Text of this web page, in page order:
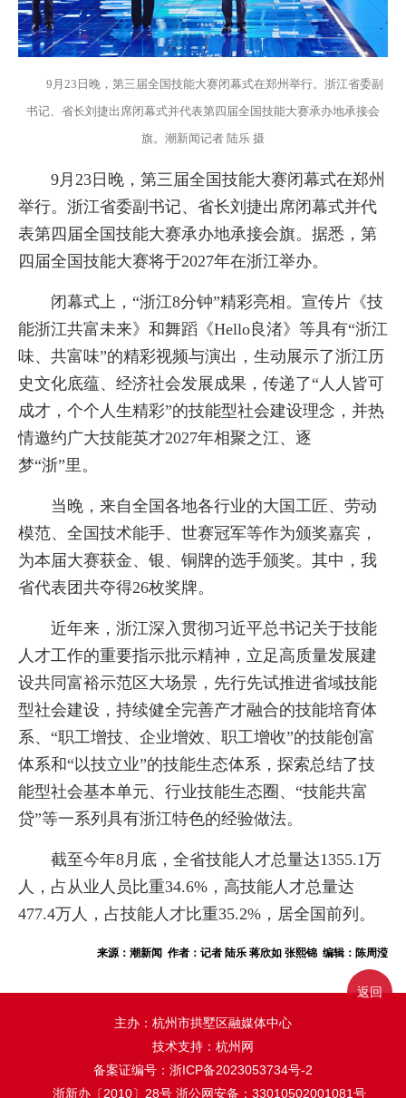
9月23日晚，第三届全国技能大赛闭幕式在郑州举行。浙江省委副
书记、省长刘捷出席闭幕式并代表第四届全国技能大赛承办地承接会
旗。潮新闻记者 陆乐 摄
9月23日晚，第三届全国技能大赛闭幕式在郑州
举行。浙江省委副书记、省长刘捷出席闭幕式并代
表第四届全国技能大赛承办地承接会旗。据悉，第
四届全国技能大赛将于2027年在浙江举办。
闭幕式上，“浙江8分钟”精彩亮相。宣传片《技
能浙江共富未来》和舞蹈《Hello良渚》等具有“浙江
味、共富味”的精彩视频与演出，生动展示了浙江历
史文化底蕴、经济社会发展成果，传递了“人人皆可
成才，个个人生精彩”的技能型社会建设理念，并热
情邀约广大技能英才2027年相聚之江、逐
梦“浙”里。
当晚，来自全国各地各行业的大国工匠、劳动
模范、全国技术能手、世赛冠军等作为颁奖嘉宾，
为本届大赛获金、银、铜牌的选手颁奖。其中，我
省代表团共夺得26枚奖牌。
近年来，浙江深入贯彻习近平总书记关于技能
人才工作的重要指示批示精神，立足高质量发展建
设共同富裕示范区大场景，先行先试推进省域技能
型社会建设，持续健全完善产才融合的技能培育体
系、“职工增技、企业增效、职工增收”的技能创富
体系和“以技立业”的技能生态体系，探索总结了技
能型社会基本单元、行业技能生态圈、“技能共富
贷”等一系列具有浙江特色的经验做法。
截至今年8月底，全省技能人才总量达1355.1万
人，占从业人员比重34.6%，高技能人才总量达
477.4万人，占技能人才比重35.2%，居全国前列。
来源：潮新闻 作者：记者 陆乐 蒋欣如 张熙锦 编辑：陈周滢
主办：杭州市拱墅区融媒体中心
技术支持：杭州网
备案证编号： 浙ICP备2023053734号-2
浙新办〔2010〕28号 浙公网安备：33010502001081号
返回